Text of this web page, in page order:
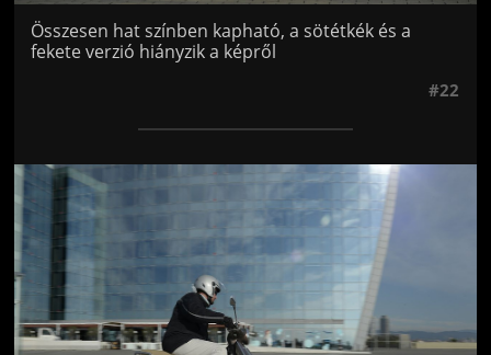
Összesen hat színben kapható, a sötétkék és a
fekete verzió hiányzik a képről
#22
Jön még kép!